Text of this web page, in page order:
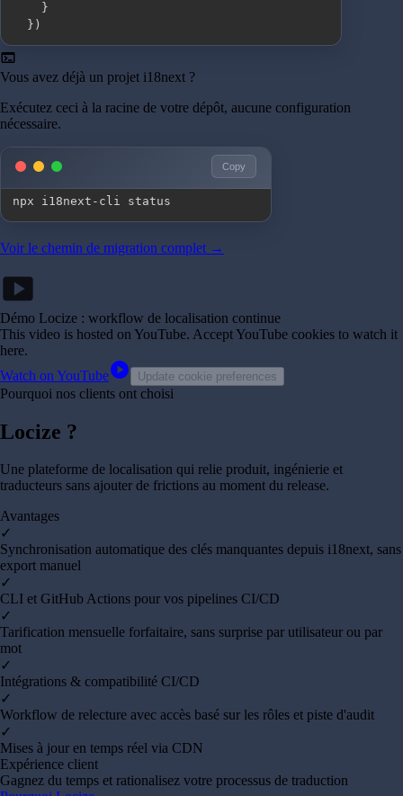
}
} )
terminal
Vous avez déjà un projet i18next ?
Exécutez ceci à la racine de votre dépôt, aucune configuration
nécessaire.
Copy
npx i18next-cli status
Voir le chemin de migration complet →
smart_display
Démo Locize : workflow de localisation continue
This video is hosted on YouTube. Accept YouTube cookies to watch it
here.
Watch on YouTubeplay_circle Update cookie preferences
Pourquoi nos clients ont choisi
Locize ?
Une plateforme de localisation qui relie produit, ingénierie et
traducteurs sans ajouter de frictions au moment du release.
Avantages
✓
Synchronisation automatique des clés manquantes depuis i18next, sans
export manuel
✓
CLI et GitHub Actions pour vos pipelines CI/CD
✓
Tarification mensuelle forfaitaire, sans surprise par utilisateur ou par
mot
✓
Intégrations & compatibilité CI/CD
✓
Workflow de relecture avec accès basé sur les rôles et piste d'audit
✓
Mises à jour en temps réel via CDN
Expérience client
Gagnez du temps et rationalisez votre processus de traduction